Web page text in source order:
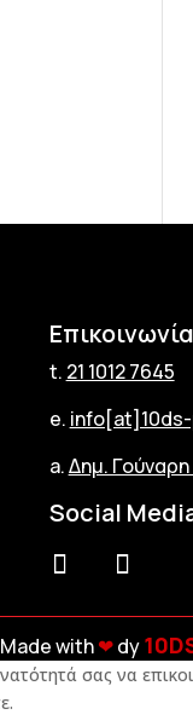
Επικοινωνία
t. 21 1012 7645
e.
a.Δημ. Γούναρη
Social
Made with❤︎dy
σας να